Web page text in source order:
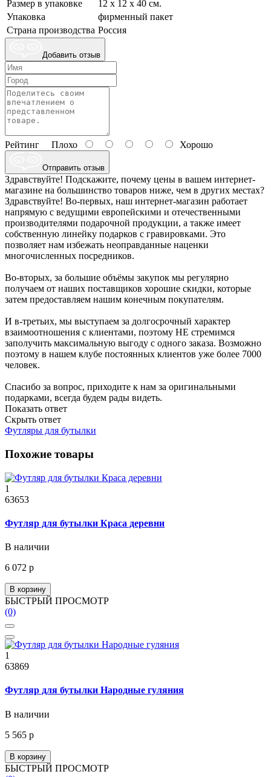
Размер в упаковке
12 х 12 х 40 см.
Упаковка
фирменный пакет
Страна производства Россия
Добавить отзыв
Рейтинг Плохо Хорошо
Отправить отзыв
Здравствуйте! Подскажите, почему цены в вашем интернет-
магазине на большинство товаров ниже, чем в других местах?
Здравствуйте! Во-первых, наш интернет-магазин работает
напрямую с ведущими европейскими и отечественными
производителями подарочной продукции, а также имеет
собственную линейку подарков с гравировками. Это
позволяет нам избежать неоправданные наценки
многочисленных посредников.
Во-вторых, за большие объёмы закупок мы регулярно
получаем от наших поставщиков хорошие скидки, которые
затем предоставляем нашим конечным покупателям.
И в-третьих, мы выступаем за долгосрочный характер
взаимоотношения с клиентами, поэтому НЕ стремимся
заполучить максимальную выгоду с одного заказа. Возможно
поэтому в нашем клубе постоянных клиентов уже более 7000
человек.
Спасибо за вопрос, приходите к нам за оригинальными
подарками, всегда будем рады видеть.
Показать ответ
Скрыть ответ
Футляры для бутылки
Похожие товары
1
63653
Футляр для бутылки Краса деревни
В наличии
6 072 р
В корзину
БЫСТРЫЙ ПРОСМОТР
(0)
1
63869
Футляр для бутылки Народные гуляния
В наличии
5 565 р
В корзину
БЫСТРЫЙ ПРОСМОТР